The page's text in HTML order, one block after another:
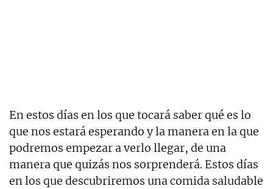
En estos días en los que tocará saber qué es lo
que nos estará esperando y la manera en la que
podremos empezar a verlo llegar, de una
manera que quizás nos sorprenderá. Estos días
en los que descubriremos una comida saludable